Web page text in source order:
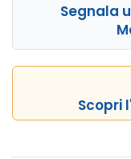
Segnala
Scopri